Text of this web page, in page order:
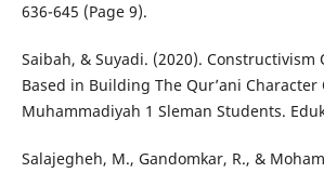
636-645 (Page 9).
Saibah, & Suyadi. (2020). Constructivism
Based in Building The Qur’ani Character
Muhammadiyah 1 Sleman Students.
Salajegheh, M., Gandomkar, R., &